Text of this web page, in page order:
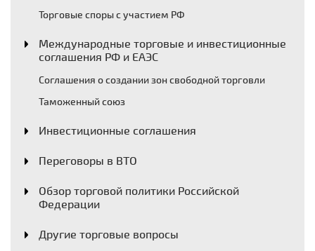
Торговые споры с участием РФ
Международные торговые и инвестиционные
соглашения РФ и ЕАЭС
Соглашения о создании зон свободной торговли
Таможенный союз
Инвестиционные соглашения
Переговоры в ВТО
Обзор торговой политики Российской
Федерации
Другие торговые вопросы